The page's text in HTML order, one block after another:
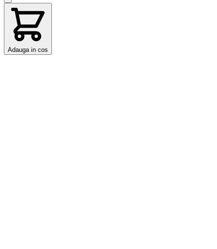
Adauga in cos